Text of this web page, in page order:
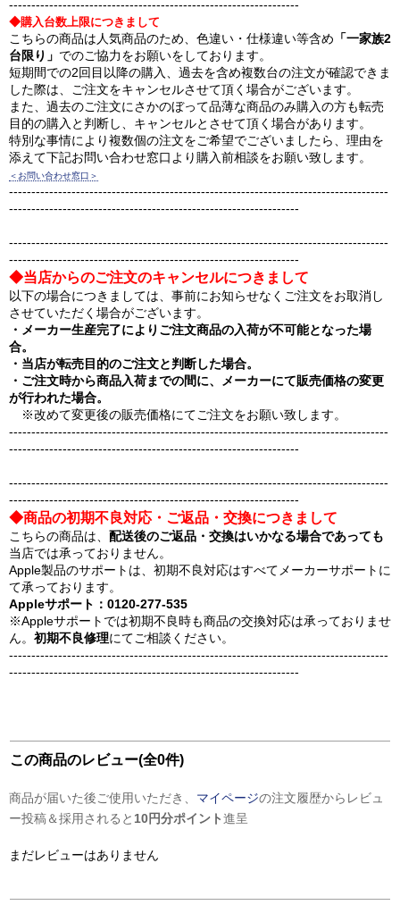
-----------------------------------------------------------------
◆購入台数上限につきまして
こちらの商品は人気商品のため、色違い・仕様違い等含め 「一家族2
台限り」 でのご協力をお願いをしております。
短期間での2回目以降の購入、過去を含め複数台の注文が確認できま
した際は、ご注文をキャンセルさせて頂く場合がございます。
また、過去のご注文にさかのぼって品薄な商品のみ購入の方も転売
目的の購入と判断し、キャンセルとさせて頂く場合があります。
特別な事情により複数個の注文をご希望でございましたら、理由を
添えて下記お問い合わせ窓口より購入前相談をお願い致します。
＜お問い合わせ窓口＞
-------------------------------------------------------------------------------------
-----------------------------------------------------------------
-------------------------------------------------------------------------------------
-----------------------------------------------------------------
◆当店からのご注文のキャンセルにつきまして
以下の場合につきましては、事前にお知らせなくご注文をお取消し
させていただく場合がございます。
・メーカー生産完了によりご注文商品の入荷が不可能となった場
合。
・当店が転売目的のご注文と判断した場合。
・ご注文時から商品入荷までの間に、メーカーにて販売価格の変更
が行われた場合。
※改めて変更後の販売価格にてご注文をお願い致します。
-------------------------------------------------------------------------------------
-----------------------------------------------------------------
-------------------------------------------------------------------------------------
-----------------------------------------------------------------
◆商品の初期不良対応・ご返品・交換につきまして
こちらの商品は、 配送後のご返品・交換はいかなる場合であっても
当店では承っておりません。
Apple製品のサポートは、初期不良対応はすべてメーカーサポートに
て承っております。
Appleサポート：0120-277-535
※Appleサポートでは初期不良時も商品の交換対応は承っておりませ
ん。 初期不良修理にてご相談ください。
-------------------------------------------------------------------------------------
-----------------------------------------------------------------
この商品のレビュー(全0件)
商品が届いた後ご使用いただき、 マイページの注文履歴からレビュ
ー投稿＆採用されると 10円分ポイント進呈
まだレビューはありません